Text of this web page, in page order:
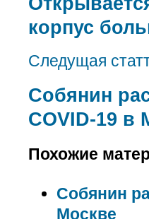
корпус
Следущая
Собянин
COVID-19 в
Похожие
Собянин
Москве